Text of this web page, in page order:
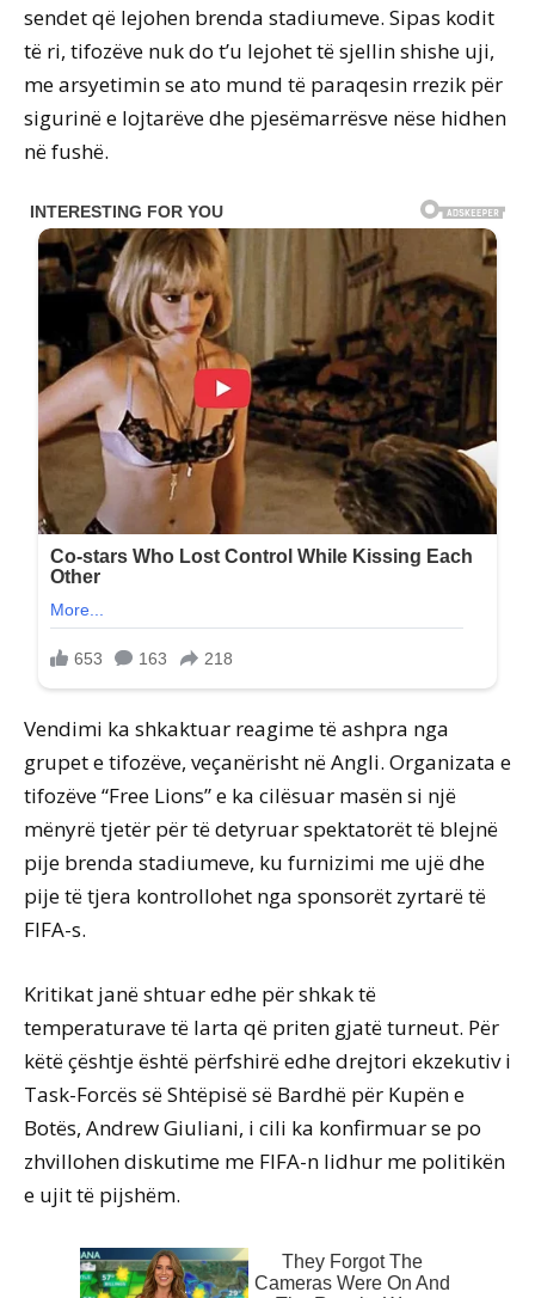
sendet që lejohen brenda stadiumeve. Sipas kodit
të ri, tifozëve nuk do t’u lejohet të sjellin shishe uji,
me arsyetimin se ato mund të paraqesin rrezik për
sigurinë e lojtarëve dhe pjesëmarrësve nëse hidhen
në fushë.
Vendimi ka shkaktuar reagime të ashpra nga
grupet e tifozëve, veçanërisht në Angli. Organizata e
tifozëve “Free Lions” e ka cilësuar masën si një
mënyrë tjetër për të detyruar spektatorët të blejnë
pije brenda stadiumeve, ku furnizimi me ujë dhe
pije të tjera kontrollohet nga sponsorët zyrtarë të
FIFA-s.
Kritikat janë shtuar edhe për shkak të
temperaturave të larta që priten gjatë turneut. Për
këtë çështje është përfshirë edhe drejtori ekzekutiv i
Task-Forcës së Shtëpisë së Bardhë për Kupën e
Botës, Andrew Giuliani, i cili ka konfirmuar se po
zhvillohen diskutime me FIFA-n lidhur me politikën
e ujit të pijshëm.